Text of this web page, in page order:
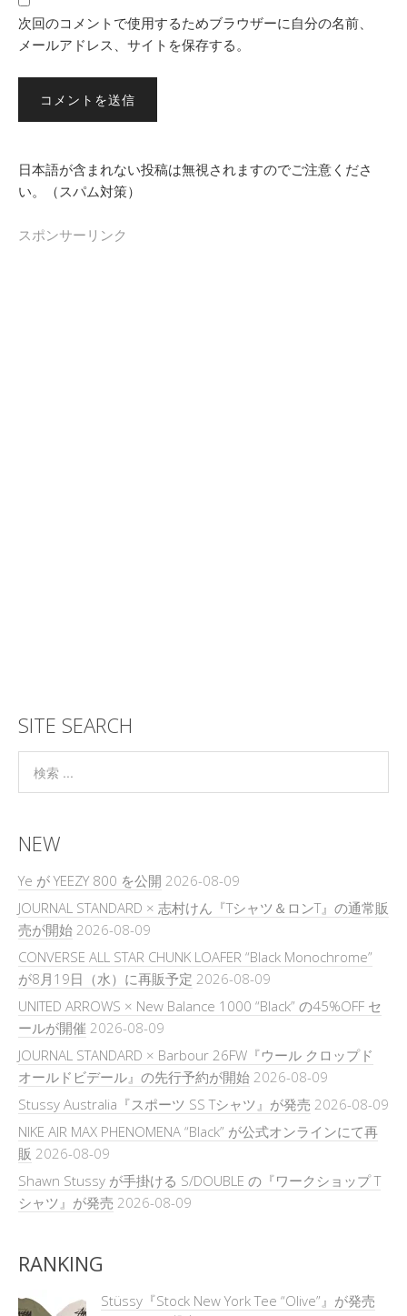
次回のコメントで使用するためブラウザーに自分の名前、
メールアドレス、サイトを保存する。
日本語が含まれない投稿は無視されますのでご注意くださ
い。（スパム対策）
スポンサーリンク
SITE SEARCH
NEW
Ye が YEEZY 800 を公開 2026-08-09
JOURNAL STANDARD × 志村けん『Tシャツ＆ロンT』の通常販
売が開始 2026-08-09
CONVERSE ALL STAR CHUNK LOAFER “Black Monochrome”
が8月19日（水）に再販予定 2026-08-09
UNITED ARROWS × New Balance 1000 “Black” の45%OFF セ
ールが開催 2026-08-09
JOURNAL STANDARD × Barbour 26FW『ウール クロップド
オールドビデール』の先行予約が開始 2026-08-09
Stussy Australia『スポーツ SS Tシャツ』が発売 2026-08-09
NIKE AIR MAX PHENOMENA “Black” が公式オンラインにて再
販 2026-08-09
Shawn Stussy が手掛ける S/DOUBLE の『ワークショップ T
シャツ』が発売 2026-08-09
RANKING
Stüssy『Stock New York Tee “Olive”』が発売